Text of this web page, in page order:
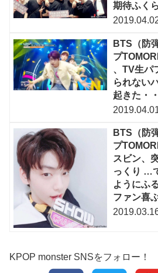
期待ふく
BTS（防
プ
、TV生パ
られない
起きた・
BTS（防
プ
スビン、
っくり …
ようにふ
ファン喜
KPOP monster SNSをフォロー！